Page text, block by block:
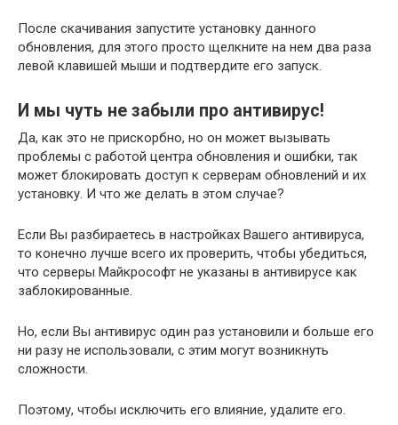
После скачивания запустите установку данного
обновления, для этого просто щелкните на нем два раза
левой клавишей мыши и подтвердите его запуск.
И мы чуть не забыли про антивирус!
Да, как это не прискорбно, но он может вызывать
проблемы с работой центра обновления и ошибки, так
может блокировать доступ к серверам обновлений и их
установку. И что же делать в этом случае?
Если Вы разбираетесь в настройках Вашего антивируса,
то конечно лучше всего их проверить, чтобы убедиться,
что серверы Майкрософт не указаны в антивирусе как
заблокированные.
Но, если Вы антивирус один раз установили и больше его
ни разу не использовали, с этим могут возникнуть
сложности.
Поэтому, чтобы исключить его влияние, удалите его.